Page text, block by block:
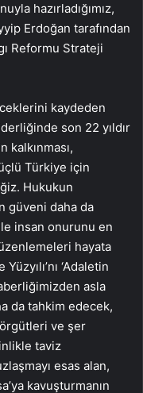
hazırladığımız,
Erdoğan tarafından
Reformu Strateji
kaydeden
son 22 yıldır
kalkınması,
Türkiye için
Hukukun
güveni daha da
insan onurunu en
hayata
‘Adaletin
asla
da tahkim edecek,
ve şer
taviz
esas alan,
kavuşturmanın